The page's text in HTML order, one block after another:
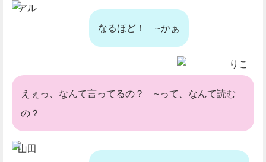
アル
なるほど！
~かぁ
りこ
えぇっ、なんて言ってるの？ ~って、なんて読む
の？
山田